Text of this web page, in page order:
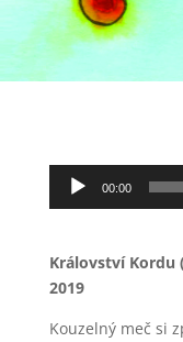
Audio
přehrávač
00:00
Království Kordu
2019
Kouzelný meč si